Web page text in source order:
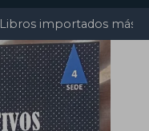
Libros importados más